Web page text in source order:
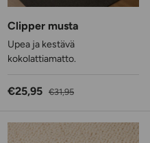
Clipper musta
Upea ja kestävä
kokolattiamatto.
Alennushinta
€25,95 Normaalihinta
€31,95